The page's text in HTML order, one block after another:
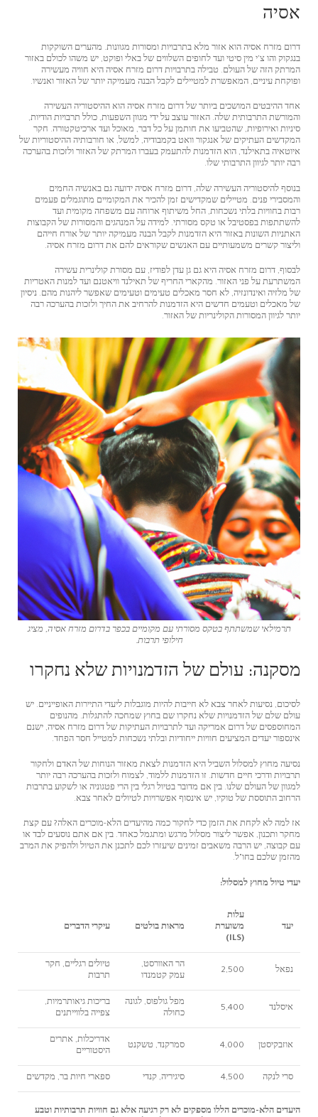
אסיה
דרום מזרח אסיה הוא אזור מלא בתרבויות ומסורות מגוונות. מהערים השוקקות
בנגקוק והו צ'י מין סיטי ועד לחופים השלווים של באלי ופוקט, יש משהו לכולם באזור
המרתק הזה של העולם. טבילה בתרבויות דרום מזרח אסיה היא חוויה מעשירה
ופוקחת עיניים, המאפשרת למטיילים לקבל הבנה מעמיקה יותר של האזור ואנשיו.
אחד ההיבטים המושכים ביותר של דרום מזרח אסיה הוא ההיסטוריה העשירה
והמורשת התרבותית שלה. האזור עוצב על ידי מגוון השפעות, כולל תרבויות הודיות,
סיניות ואירופיות, שהטביעו את חותמן על כל דבר, מאוכל ועד ארכיטקטורה. חקר
המקדשים העתיקים של אנגקור וואט בקמבודיה, למשל, או חורבותיה ההיסטוריות של
איוטאיה בתאילנד, הוא הזדמנות להתעמק בעברו המרתק של האזור ולזכות בהערכה
רבה יותר לגיוון התרבותי שלו.
בנוסף להיסטוריה העשירה שלה, דרום מזרח אסיה ידועה גם באנשיה החמים
והמסבירי פנים. מטיילים שמקדישים זמן להכיר את המקומיים מתוגמלים פעמים
רבות בחוויות בלתי נשכחות, החל משיתוף ארוחה עם משפחה מקומית ועד
להשתתפות בפסטיבל או טקס מסורתי. למידה על המנהגים והמסורות של הקבוצות
האתניות השונות באזור היא הזדמנות לקבל הבנה מעמיקה יותר של אורח חייהם
וליצור קשרים משמעותיים עם האנשים שקוראים להם את דרום מזרח אסיה.
לבסוף, דרום מזרח אסיה היא גם גן עדן לפודיז, עם מסורת קולינרית עשירה
המשתרעת על פני האזור. מהקארי החריף של תאילנד וויאטנם ועד למנות האטריות
של מלזיה ואינדונזיה, לא חסר מאכלים טעימים וטעימים שאפשר ליהנות מהם. ניסיון
של מאכלים וטעמים חדשים היא הזדמנות להרחיב את החיך ולזכות בהערכה רבה
יותר לגיוון המסורות הקולינריות של האזור.
תרמילאי שמשתתף בטקס מסורתי עם מקומיים בכפר בדרום מזרח אסיה, מציג
חילופי תרבות.
מסקנה: עולם של הזדמנויות שלא נחקרו
לסיכום, נסיעות לאחר צבא לא חייבות להיות מוגבלות ליעדי התיירות האופייניים. יש
עולם שלם של הזדמנויות שלא נחקרו שם בחוץ שמחכה להתגלות. מהנופים
המחוספסים של דרום אמריקה ועד לתרבויות העתיקות של דרום מזרח אסיה, ישנם
אינספור יעדים המציעים חוויות ייחודיות ובלתי נשכחות למטייל חסר הפחד.
נסיעה מחוץ למסלול השביל היא הזדמנות לצאת מאזור הנוחות של האדם ולחקור
תרבויות ודרכי חיים חדשות. זו הזדמנות ללמוד, לצמוח ולזכות בהערכה רבה יותר
למגוון של העולם שלנו. בין אם מדובר בטיול רגלי בין הרי פטגוניה או לשקוע בתרבות
הרחוב התוססת של טוקיו, יש אינסוף אפשרויות לטיולים לאחר צבא.
אז למה לא לקחת את הזמן כדי לחקור כמה מהיעדים הלא-מוכרים האלה? עם קצת
מחקר ותכנון, אפשר ליצור מסלול מרגש ומתגמל כאחד. בין אם אתם נוסעים לבד או
עם קבוצה, יש הרבה משאבים זמינים שיעזרו לכם לתכנן את הטיול ולהפיק את המרב
מהזמן שלכם בחו"ל.
יעדי טיול מחוץ למסלול:
יעד
עלות
משוערת
(ILS)
מראות בולטים עיקרי הדברים
נפאל 2,500
הר האוורסט,
עמק קטמנדו
טיולים רגליים, חקר
תרבות
איסלנד 5,400
מפל גולפוס, לגונה
כחולה
בריכות גיאותרמיות,
צפייה בלווייתנים
אוזבקיסטן 4,000 סמרקנד, טשקנט
אדריכלות, אתרים
היסטוריים
סרי לנקה 4,500 סיגיריה, קנדי ספארי חיות בר, מקדשים
היעדים הלא-מוכרים הללו מספקים לא רק רגיעה אלא גם חוויות תרבותיות וטבע